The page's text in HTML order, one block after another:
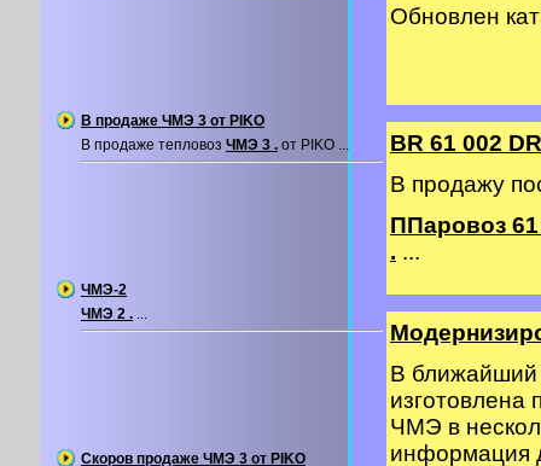
В продаже ЧМЭ 3 от PIKO
В продаже тепловоз ЧМЭ 3 . от PIKO ...
ЧМЭ-2
ЧМЭ 2 . ...
Скоров продаже ЧМЭ 3 от PIKO
Обновлен
BR 61 002
В продажу
ППаровоз
. ...
В ближайший
изготовлена
ЧМЭ в
информация